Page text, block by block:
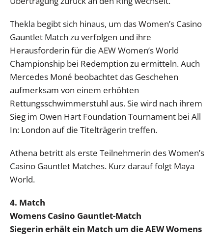
Thekla begibt sich hinaus, um das Women’s Casino
Gauntlet Match zu verfolgen und ihre
Herausforderin für die AEW Women’s World
Championship bei Redemption zu ermitteln. Auch
Mercedes Moné beobachtet das Geschehen
aufmerksam von einem erhöhten
Rettungsschwimmerstuhl aus. Sie wird nach ihrem
Sieg im Owen Hart Foundation Tournament bei All
In: London auf die Titelträgerin treffen.
Athena betritt als erste Teilnehmerin des Women’s
Casino Gauntlet Matches. Kurz darauf folgt Maya
World.
4. Match
Womens Casino Gauntlet-Match
Siegerin erhält ein Match um die AEW Womens